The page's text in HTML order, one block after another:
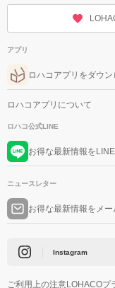
アプリ
ロハコアプリをダウン
ロハコアプリについて
ロハコ公式LINE
お得な最新情報を
ニュースレター
お得な最新情報をメ
Instagram
ご利用上の注意LOHACOプ